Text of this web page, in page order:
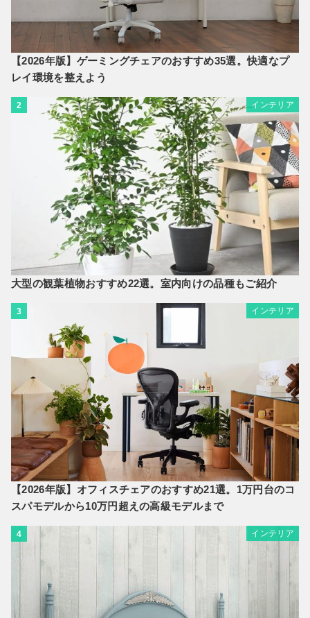
【2026年版】ゲーミングチェアのおすすめ35選。快適なプ
レイ環境を整えよう
2 インテリア
大型の観葉植物おすすめ22選。室内向けの品種もご紹介
3 インテリア
【2026年版】オフィスチェアのおすすめ21選。1万円台のコ
スパモデルから10万円超えの高級モデルまで
4 インテリア